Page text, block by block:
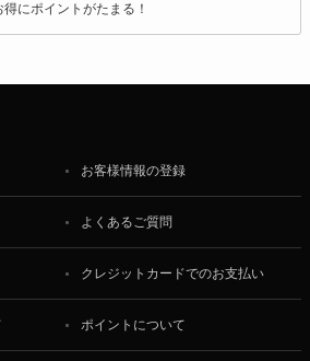
にポイントがたまる！
お客様情報の登録
よくあるご質問
クレジットカードでのお支払い
ポイントについて